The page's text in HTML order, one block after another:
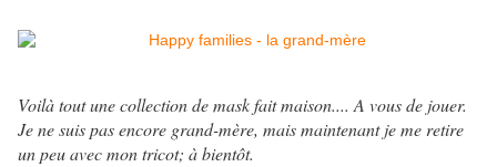
Voilà tout une collection de mask fait maison.... A vous de jouer.
Je ne suis pas encore grand-mère, mais maintenant je me retire
un peu avec mon tricot; à bientôt.